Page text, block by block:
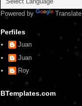
Powered by Translate
Perfiles
Juan
Juan
Roy
BTemplates.com